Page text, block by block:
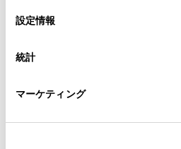
デバイスにすべてのCookie(クッキ
意したことになります。Cookie(
設定の変更、同意を撤回したりす
「Cookie（クッキー）情報の取り
設定情報
統計
マーケティング
チャットでお